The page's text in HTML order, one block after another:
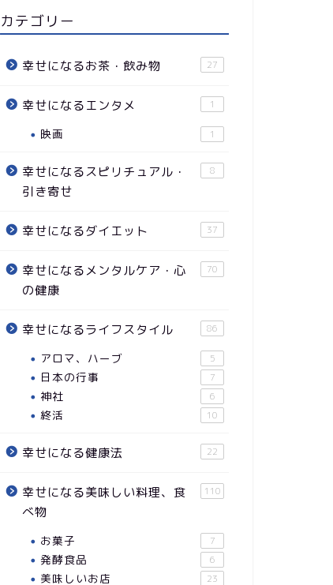
カテゴリー
幸せになるお茶・飲み物 27
幸せになるエンタメ 1
映画 1
幸せになるスピリチュアル・
引き寄せ
8
幸せになるダイエット 37
幸せになるメンタルケア・心
の健康
70
幸せになるライフスタイル 86
アロマ、ハーブ 5
日本の行事 7
神社 6
終活 10
幸せになる健康法 22
幸せになる美味しい料理、食
べ物
110
お菓子 7
発酵食品 6
美味しいお店 23